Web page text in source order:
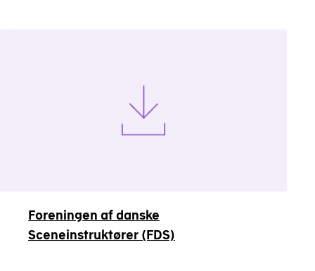
Foreningen af danske
Sceneinstruktører (FDS)